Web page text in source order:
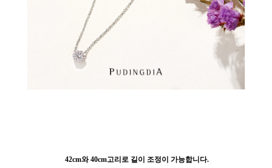
42cm와 40cm고리로 길이 조정이 가능합니다.